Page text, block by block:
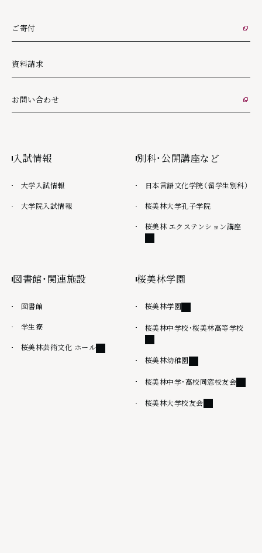
ご寄付
外部リンク
資料請求
お問い合わせ
外部リンク
入試情報
大学入試情報
大学院入試情報
別科・公開講座など
日本言語文化学院（留学生別科）
桜美林大学孔子学院
桜美林 エクステンション講座外部
図書館・関連施設
図書館
学生寮
桜美林芸術文化 ホール外部リンク
桜美林学園
桜美林学園外部リンク
桜美林中学校・桜美林高等学校外部
桜美林幼稚園外部リンク
桜美林中学・高校同窓校友会外部リ
桜美林大学校友会外部リンク